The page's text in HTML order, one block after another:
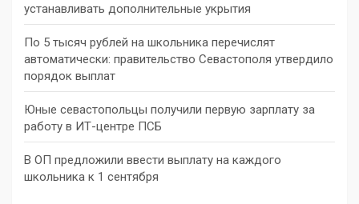
устанавливать дополнительные укрытия
По 5 тысяч рублей на школьника перечислят
автоматически: правительство Севастополя утвердило
порядок выплат
Юные севастопольцы получили первую зарплату за
работу в ИТ-центре ПСБ
В ОП предложили ввести выплату на каждого
школьника к 1 сентября